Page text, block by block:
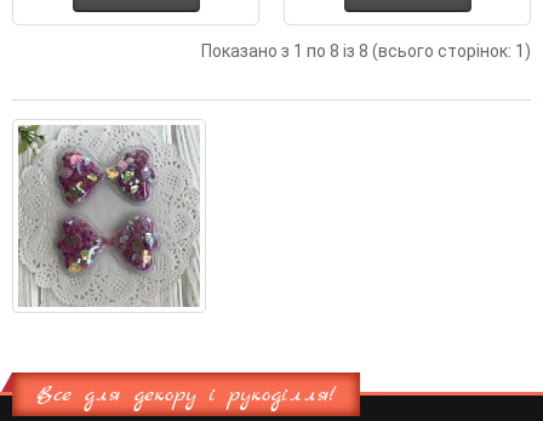
Показано з 1 по 8 із 8 (всього сторінок: 1)
Все для декору і рукоділля!